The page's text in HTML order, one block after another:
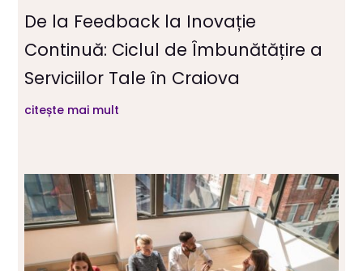
De la Feedback la Inovație
Continuă: Ciclul de Îmbunătățire a
Serviciilor Tale în Craiova
citește mai mult